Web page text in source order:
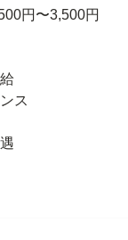
円〜3,500円
ス